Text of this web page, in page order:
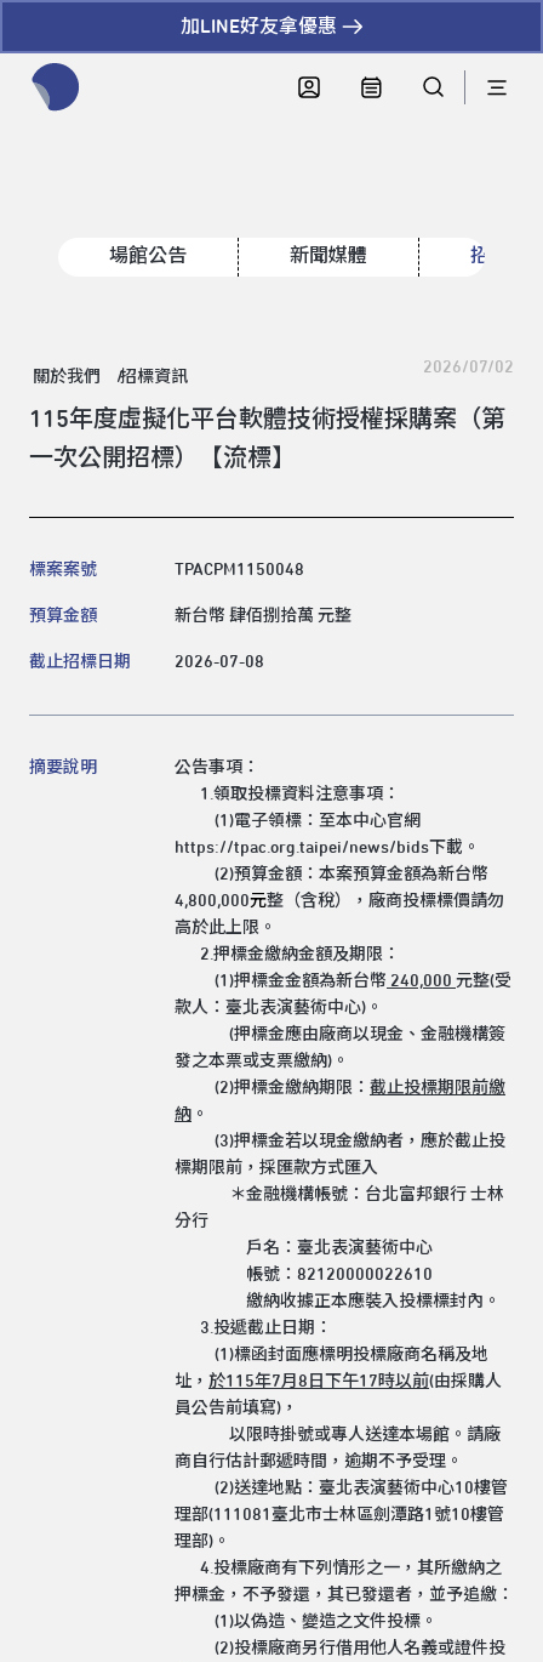
加LINE好友拿優惠
場館公告 新聞媒體 招標資
關於我們 招標資訊
2026/07/02
115年度虛擬化平台軟體技術授權採購案（第
一次公開招標）【流標】
標案案號 TPACPM1150048
預算金額 新台幣 肆佰捌拾萬 元整
截止招標日期 2026-07-08
摘要說明
公告事項：
1.領取投標資料注意事項：
(1)電子領標：至本中心官網
https://tpac.org.taipei/news/bids下載。
(2)預算金額：本案預算金額為新台幣
4,800,000元整（含稅），廠商投標標價請勿
高於此上限。
2.押標金繳納金額及期限：
(1)押標金金額為新台幣 240,000 元整(受
款人：臺北表演藝術中心)。
(押標金應由廠商以現金、 金融機構簽
發之本票或支票繳納) 。
(2)押標金繳納期限： 截止投標期限前繳
納 。
(3)押標金若以現金繳納者，應於截止投
標期限前，採匯款方式匯入
＊金融機構帳號：台北富邦銀行 士林
分行
戶名：臺北表演藝術中心
帳號：82120000022610
繳納收據正本應裝入投標標封內。
3.投遞截止日期：
(1)標函封面應標明投標廠商名稱及地
址， 於115年7月 8 日下午17 時以前(由採購人
員公告前填寫)，
以限時掛號或專人送達本場館。請廠
商自行估計郵遞時間，逾期不予受理。
(2)送達地點：臺北表演藝術中心10樓管
理部(111081臺北市士林區劍潭路1號10樓管
理部)。
4.投標廠商有下列情形之一，其所繳納之
押標金，不予發還，其已發還者，並予追繳：
(1)以偽造、變造之文件投標。
(2)投標廠商另行借用他人名義或證件投
領標人電子信箱
送出